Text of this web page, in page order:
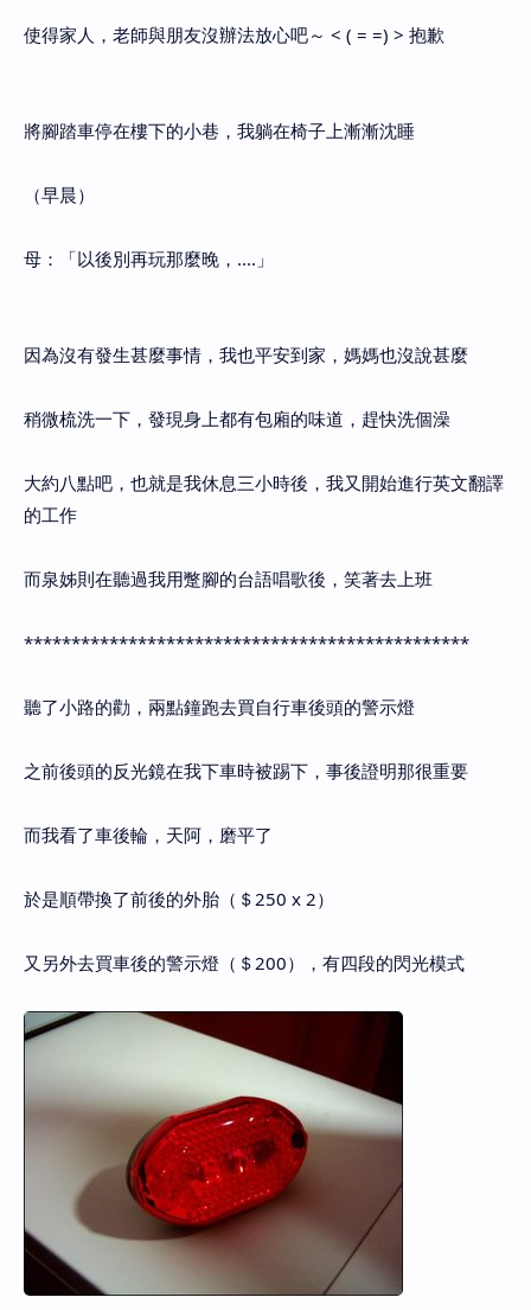
使得家人，老師與朋友沒辦法放心吧～ < ( = =) > 抱歉
將腳踏車停在樓下的小巷，我躺在椅子上漸漸沈睡
（早晨）
母：「以後別再玩那麼晚，....」
因為沒有發生甚麼事情，我也平安到家，媽媽也沒說甚麼
稍微梳洗一下，發現身上都有包廂的味道，趕快洗個澡
大約八點吧，也就是我休息三小時後，我又開始進行英文翻譯
的工作
而泉姊則在聽過我用蹩腳的台語唱歌後，笑著去上班
***********************************************
聽了小路的勸，兩點鐘跑去買自行車後頭的警示燈
之前後頭的反光鏡在我下車時被踢下，事後證明那很重要
而我看了車後輪，天阿，磨平了
於是順帶換了前後的外胎（＄250 x 2）
又另外去買車後的警示燈（＄200），有四段的閃光模式